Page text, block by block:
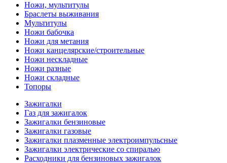
Ножи, мультитулы
Браслеты выживания
Мультитулы
Ножи бабочка
Ножи для метания
Ножи канцелярские/строительные
Ножи нескладные
Ножи разные
Ножи складные
Топоры
Зажигалки
Газ для зажигалок
Зажигалки бензиновые
Зажигалки газовые
Зажигалки плазменные электроимпульсные
Зажигалки электрические со спиралью
Расходники для бензиновых зажигалок